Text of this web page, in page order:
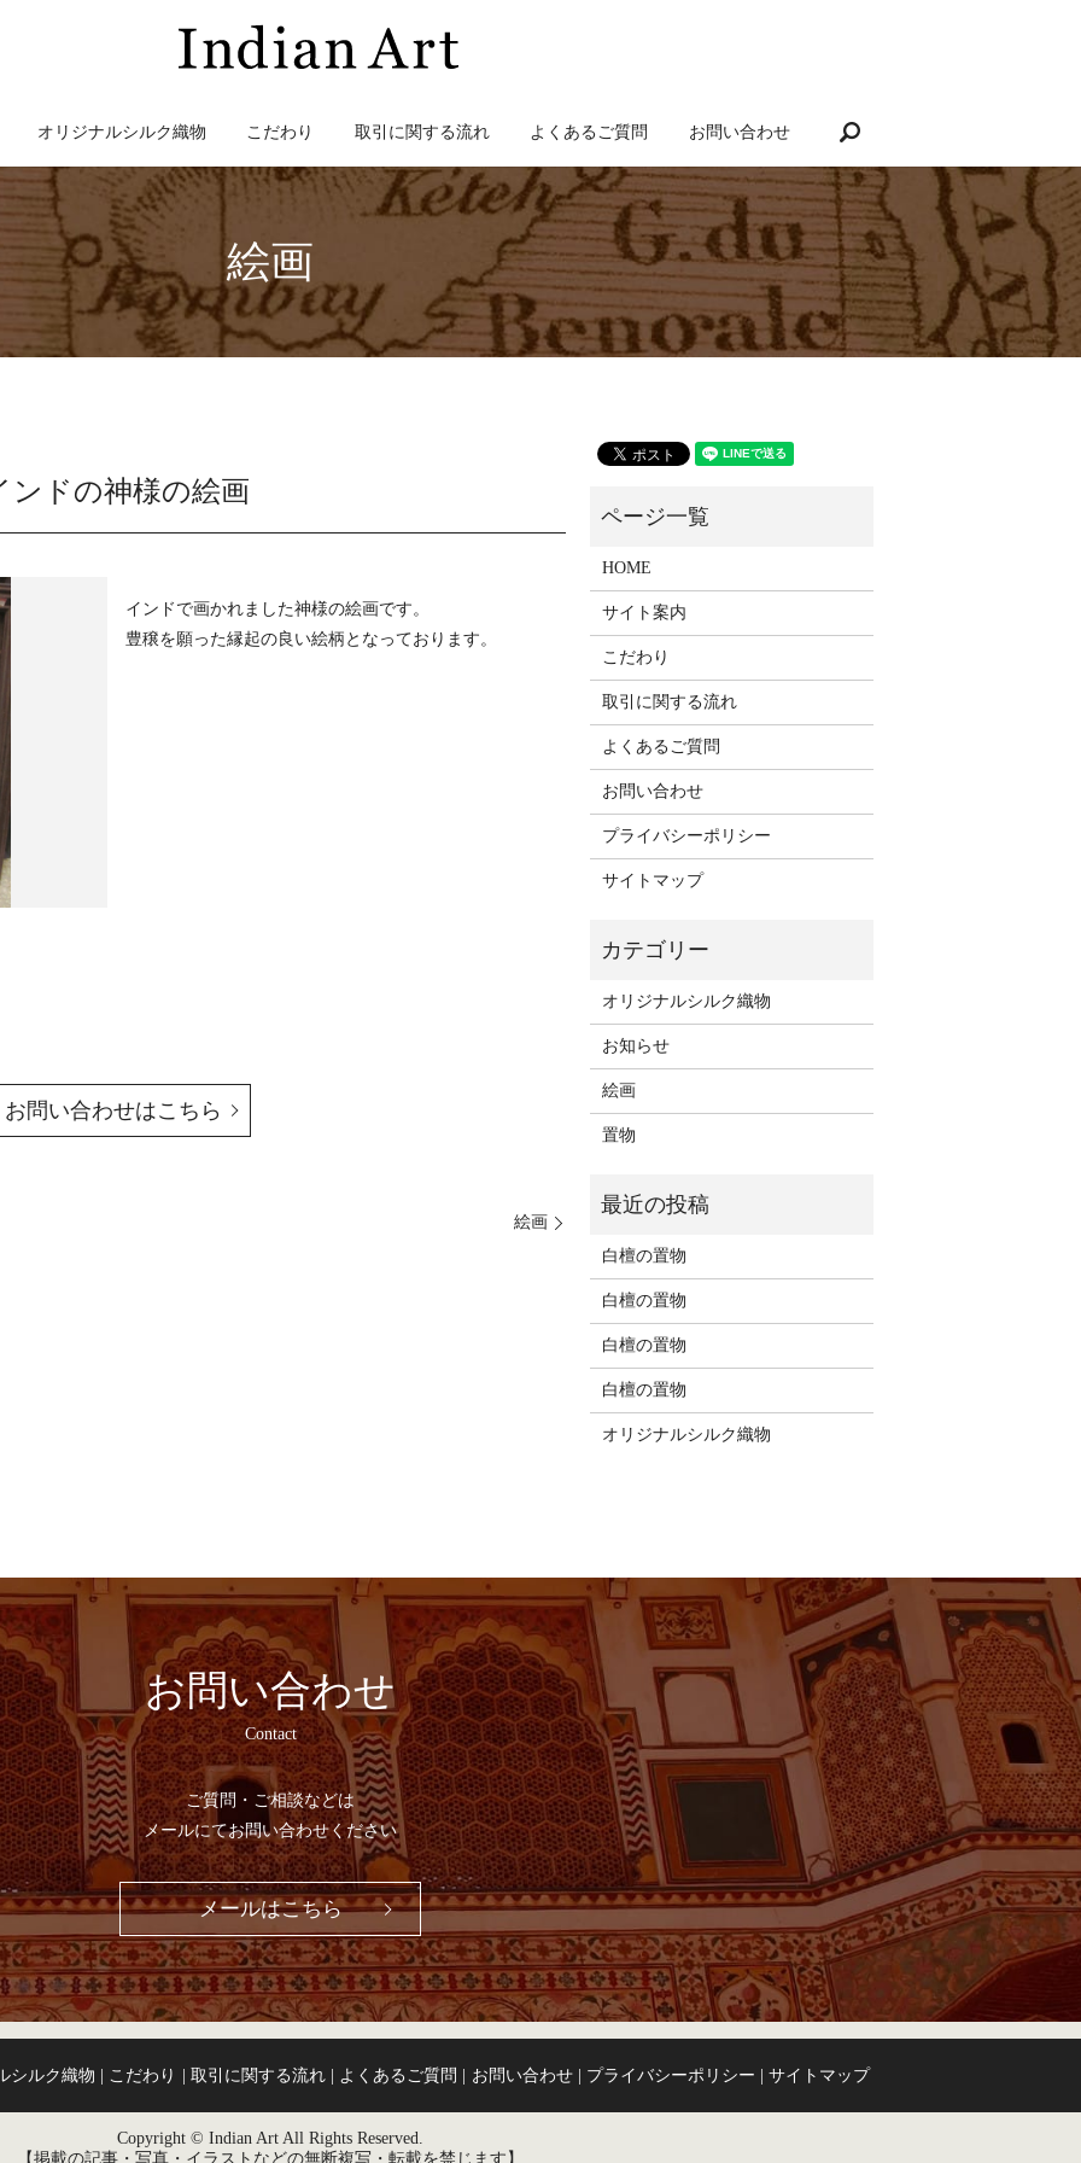
オリジナルシルク織物 こだわり 取引に関する流れ よくあるご質問 お問い合わせ
絵画
ンドの神様の絵画
インドで画かれました神様の絵画です。
豊穣を願った縁起の良い絵柄となっております。
お問い合わせはこちら
絵画
HOME
サイト案内
こだわり
取引に関する流れ
よくあるご質問
お問い合わせ
プライバシーポリシー
サイトマップ
オリジナルシルク織物
お知らせ
絵画
置物
白檀の置物
白檀の置物
白檀の置物
白檀の置物
オリジナルシルク織物
お問い合わせ
Contact
ご質問・ご相談などは
メールにてお問い合わせください
メールはこちら
シルク織物 こだわり 取引に関する流れ よくあるご質問 お問い合わせ プライバシーポリシー サイトマップ
Copyright © Indian Art All Rights Reserved.
【掲載の記事・写真・イラストなどの無断複写・転載を禁じます】